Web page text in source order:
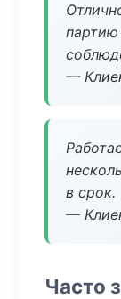
партию
—
в срок.
—
Часто